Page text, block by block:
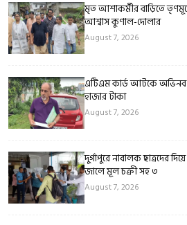
মৃত আশাকর্মীর বাড়িতে
আশ্বাস কুণাল-দোলার
August 7, 2026
এটিএম কার্ড আটকে অভিনব
হাজার টাকা
August 7, 2026
দুর্গাপুরে নাবালক ছাত্রদের
জালে মূল চক্রী সহ ৩
August 7, 2026